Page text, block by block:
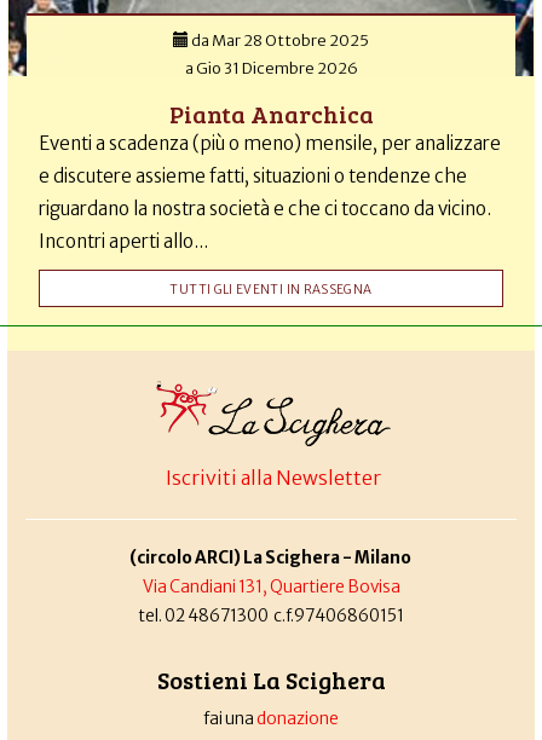
da Mar 28 Ottobre 2025
aGio 31 Dicembre 2026
Pianta Anarchica
Eventi a scadenza (più o meno) mensile, per analizzare
e discutere assieme fatti, situazioni o tendenze che
riguardano la nostra società e che ci toccano da vicino.
Incontri aperti allo...
TUTTI GLI EVENTI IN RASSEGNA
Iscriviti alla Newsletter
(circolo ARCI) La Scighera - Milano
Via Candiani 131, Quartiere Bovisa
tel. 02 48671300 c.f.97406860151
Sostieni La Scighera
fai unadonazione